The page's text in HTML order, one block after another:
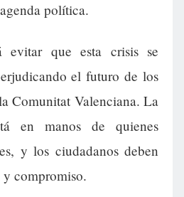
política.
evitar que esta crisis se
el futuro de los
Comunitat Valenciana. La
en manos de quienes
y los ciudadanos deben
compromiso.